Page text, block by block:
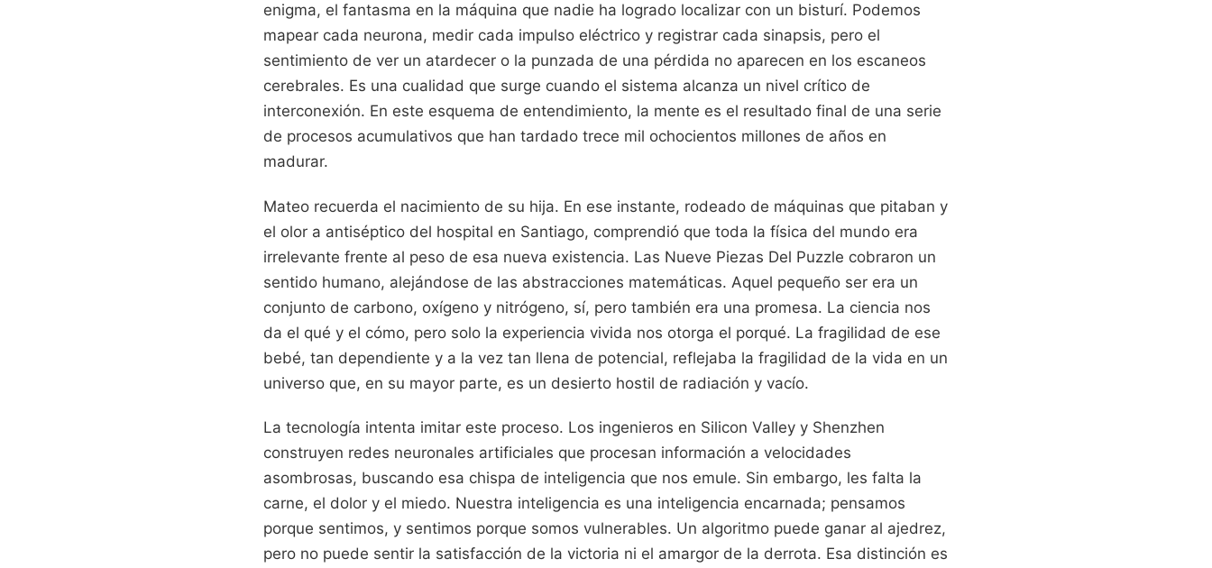
enigma, el fantasma en la máquina que nadie ha logrado localizar con un bisturí. Podemos
mapear cada neurona, medir cada impulso eléctrico y registrar cada sinapsis, pero el
sentimiento de ver un atardecer o la punzada de una pérdida no aparecen en los escaneos
cerebrales. Es una cualidad que surge cuando el sistema alcanza un nivel crítico de
interconexión. En este esquema de entendimiento, la mente es el resultado final de una serie
de procesos acumulativos que han tardado trece mil ochocientos millones de años en
madurar.
Mateo recuerda el nacimiento de su hija. En ese instante, rodeado de máquinas que pitaban y
el olor a antiséptico del hospital en Santiago, comprendió que toda la física del mundo era
irrelevante frente al peso de esa nueva existencia. Las Nueve Piezas Del Puzzle cobraron un
sentido humano, alejándose de las abstracciones matemáticas. Aquel pequeño ser era un
conjunto de carbono, oxígeno y nitrógeno, sí, pero también era una promesa. La ciencia nos
da el qué y el cómo, pero solo la experiencia vivida nos otorga el porqué. La fragilidad de ese
bebé, tan dependiente y a la vez tan llena de potencial, reflejaba la fragilidad de la vida en un
universo que, en su mayor parte, es un desierto hostil de radiación y vacío.
La tecnología intenta imitar este proceso. Los ingenieros en Silicon Valley y Shenzhen
construyen redes neuronales artificiales que procesan información a velocidades
asombrosas, buscando esa chispa de inteligencia que nos emule. Sin embargo, les falta la
carne, el dolor y el miedo. Nuestra inteligencia es una inteligencia encarnada; pensamos
porque sentimos, y sentimos porque somos vulnerables. Un algoritmo puede ganar al ajedrez,
pero no puede sentir la satisfacción de la victoria ni el amargor de la derrota. Esa distinción es